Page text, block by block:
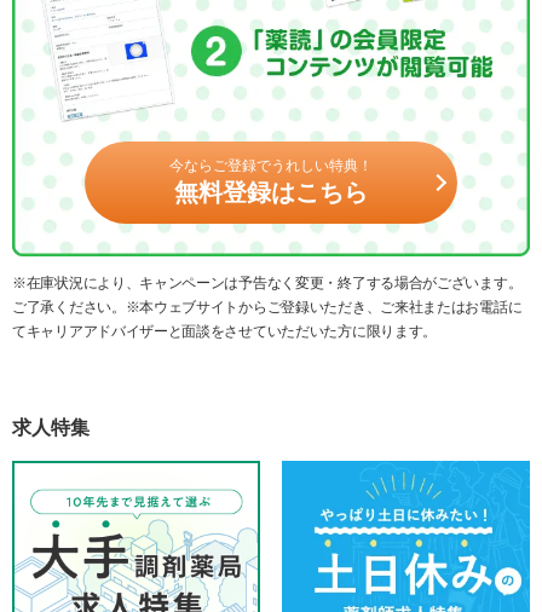
今ならご登録でうれしい特典！
無料登録はこちら
※在庫状況により、キャンペーンは予告なく変更・終了する場合がございます。
ご了承ください。※本ウェブサイトからご登録いただき、ご来社またはお電話に
てキャリアアドバイザーと面談をさせていただいた方に限ります。
求人特集